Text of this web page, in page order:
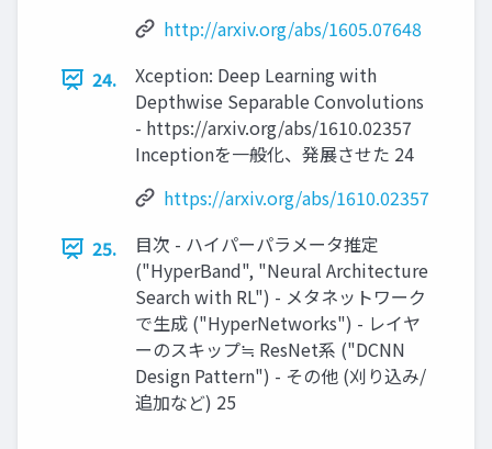
http://arxiv.org/abs/1605.07648
24.
Xception: Deep Learning with
Depthwise Separable Convolutions
- https://arxiv.org/abs/1610.02357
Inceptionを一般化、発展させた 24
https://arxiv.org/abs/1610.02357
25.
目次 - ハイパーパラメータ推定
("HyperBand", "Neural Architecture
Search with RL") - メタネットワーク
で生成 ("HyperNetworks") - レイヤ
ーのスキップ≒ ResNet系 ("DCNN
Design Pattern") - その他 (刈り込み/
追加など) 25